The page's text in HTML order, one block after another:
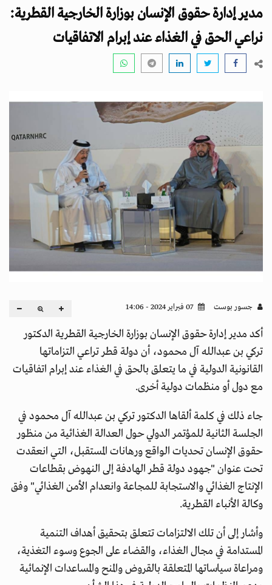
g
a
مدير إدارة حقوق الإنسان بوزارة الخارجية القطرية:
نراعي الحق في الغذاء عند إبرام الاتفاقيات
جسور بوست 07 فبراير 2024 - 14:06
أكد مدير إدارة حقوق الإنسان بوزارة الخارجية القطرية الدكتور
تركي بن عبدالله آل محمود، أن دولة قطر تراعي التزاماتها
القانونية الدولية في ما يتعلق بالحق في الغذاء عند إبرام اتفاقيات
مع دول أو منظمات دولية أخرى.
جاء ذلك في كلمة ألقاها الدكتور تركي بن عبدالله آل محمود في
الجلسة الثانية للمؤتمر الدولي حول العدالة الغذائية من منظور
حقوق الإنسان تحديات الواقع ورهانات المستقبل، التي انعقدت
تحت عنوان "جهود دولة قطر الهادفة إلى النهوض بقطاعات
الإنتاج الغذائي والاستجابة للمجاعة وانعدام الأمن الغذائي" وفق
وكالة الأنباء القطرية.
وأشار إلى أن تلك الالتزامات تتعلق بتحقيق أهداف التنمية
المستدامة في مجال الغذاء، والقضاء على الجوع وسوء التغذية،
ومراعاة سياساتها المتعلقة بالقروض والمنح والمساعدات الإنمائية